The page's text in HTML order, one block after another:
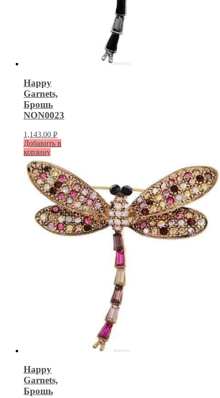
Happy
Garnets,
Брошь
NON0023
1,143.00 Р
УБ.
Добавить в
корзину
Happy
Garnets,
Брошь